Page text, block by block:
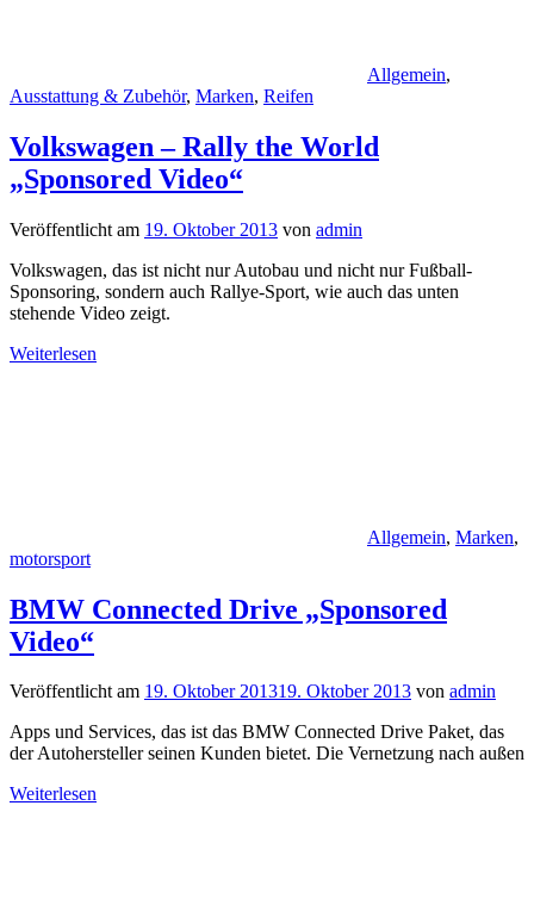
Allgemein,
Ausstattung & Zubehör, Marken, Reifen
Volkswagen – Rally the World
„Sponsored Video“
Veröffentlicht am 19. Oktober 2013 von admin
Volkswagen, das ist nicht nur Autobau und nicht nur Fußball-
Sponsoring, sondern auch Rallye-Sport, wie auch das unten
stehende Video zeigt.
Weiterlesen
Allgemein, Marken,
motorsport
BMW Connected Drive „Sponsored
Video“
Veröffentlicht am 19. Oktober 201319. Oktober 2013 von admin
Apps und Services, das ist das BMW Connected Drive Paket, das
der Autohersteller seinen Kunden bietet. Die Vernetzung nach außen
Weiterlesen